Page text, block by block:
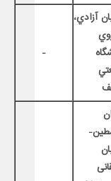
آزادي،
-